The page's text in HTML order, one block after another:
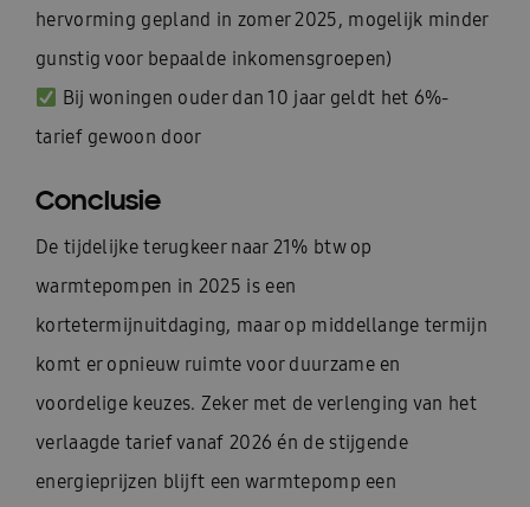
hervorming gepland in zomer 2025, mogelijk minder
gunstig voor bepaalde inkomensgroepen)
Bij woningen ouder dan 10 jaar geldt het 6%-
tarief gewoon door
Conclusie
De tijdelijke terugkeer naar 21% btw op
warmtepompen in 2025 is een
kortetermijnuitdaging, maar op middellange termijn
komt er opnieuw ruimte voor duurzame en
voordelige keuzes. Zeker met de verlenging van het
verlaagde tarief vanaf 2026 én de stijgende
energieprijzen blijft een warmtepomp een